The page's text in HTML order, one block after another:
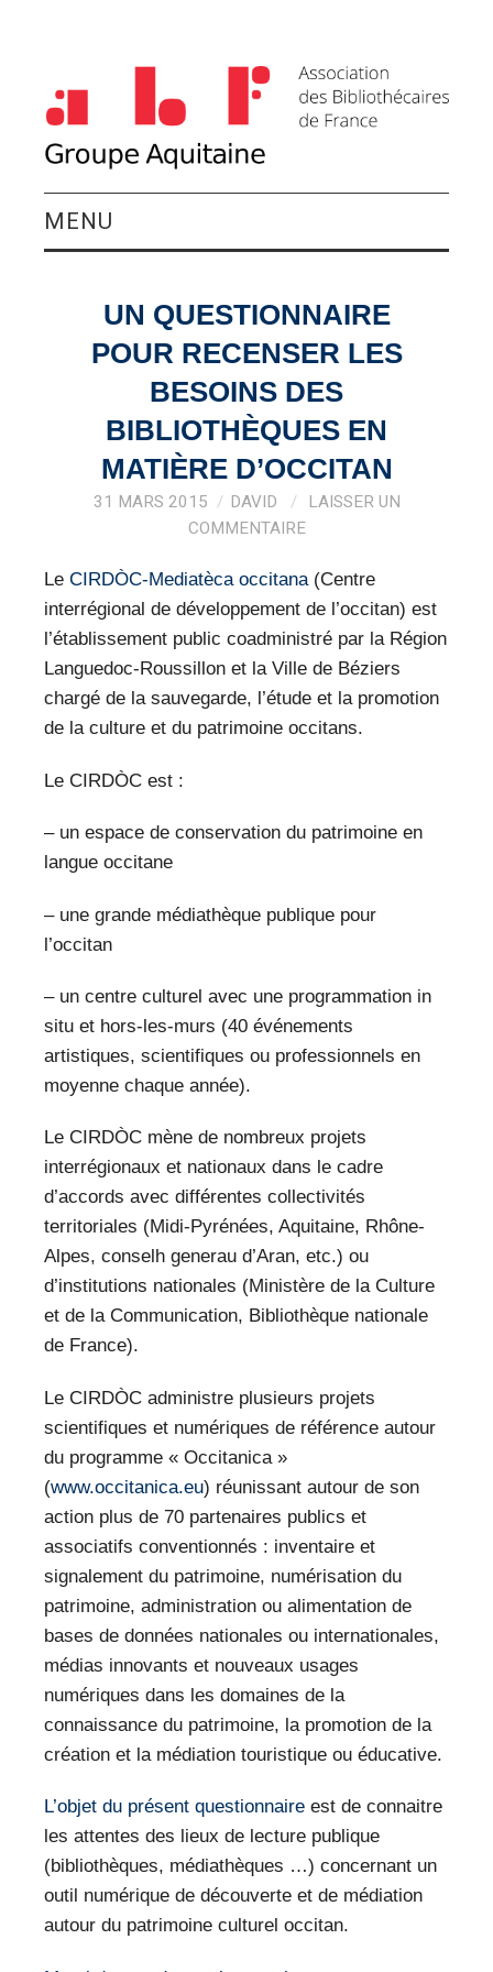
MENU
ACTIVITÉS DU
GROUPE
AGENDA
VEILLE PRO
OFFRES D’EMPLOIS
UN QUESTIONNAIRE
POUR RECENSER LES
BESOINS DES
BIBLIOTHÈQUES EN
MATIÈRE D’OCCITAN
31 MARS 2015 DAVID
LAISSER UN
COMMENTAIRE
LeCIRDÒC-Mediatèca occitana(Centre
interrégional de développement de l’occitan) est
l’établissement public coadministré par la Région
Languedoc-Roussillon et la Ville de Béziers
chargé de la sauvegarde, l’étude et la promotion
de la culture et du patrimoine occitans.
Le CIRDÒC est :
– un espace de conservation du patrimoine en
langue occitane
– une grande médiathèque publique pour
l’occitan
– un centre culturel avec une programmation in
situ et hors-les-murs (40 événements
artistiques, scientifiques ou professionnels en
moyenne chaque année).
Le CIRDÒC mène de nombreux projets
interrégionaux et nationaux dans le cadre
d’accords avec différentes collectivités
territoriales (Midi-Pyrénées, Aquitaine, Rhône-
Alpes, conselh generau d’Aran, etc.) ou
d’institutions nationales (Ministère de la Culture
et de la Communication, Bibliothèque nationale
de France).
Le CIRDÒC administre plusieurs projets
scientifiques et numériques de référence autour
du programme « Occitanica »
(www.occitanica.eu) réunissant autour de son
action plus de 70 partenaires publics et
associatifs conventionnés : inventaire et
signalement du patrimoine, numérisation du
patrimoine, administration ou alimentation de
bases de données nationales ou internationales,
médias innovants et nouveaux usages
numériques dans les domaines de la
connaissance du patrimoine, la promotion de la
création et la médiation touristique ou éducative.
L’objet du présent questionnaire est de connaitre
les attentes des lieux de lecture publique
(bibliothèques, médiathèques …) concernant un
outil numérique de découverte et de médiation
autour du patrimoine culturel occitan.